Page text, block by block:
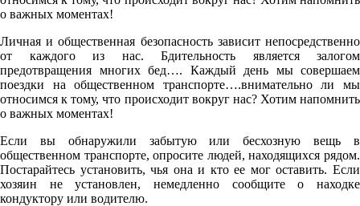
о важных моментах!
Личная и общественная безопасность зависит непосредственно
от каждого из нас. Бдительность является залогом
предотвращения многих бед…. Каждый день мы совершаем
поездки на общественном транспорте….внимательно ли мы
относимся к тому, что происходит вокруг нас? Хотим напомнить
о важных моментах!
Если вы обнаружили забытую или бесхозную вещь в
общественном транспорте, опросите людей, находящихся рядом.
Постарайтесь установить, чья она и кто ее мог оставить. Если
хозяин не установлен, немедленно сообщите о находке
кондуктору или водителю.